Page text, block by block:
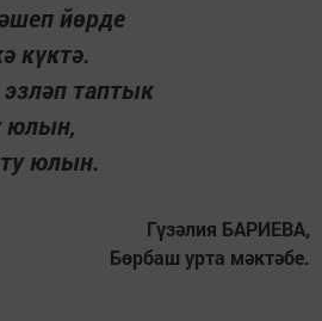
йөрде
күктә.
таптык
юлын,
юлын.
Гүзәлия БАРИЕВА,
Бөрбаш урта мәктәбе.